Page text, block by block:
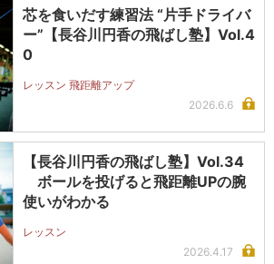
芯を食いだす練習法 “片手ドライバ
ー”【長谷川円香の飛ばし塾】Vol.4
0
レッスン 飛距離アップ
2026.6.6
【長谷川円香の飛ばし塾】Vol.34
ボールを投げると飛距離UPの腕
使いがわかる
レッスン
2026.4.17